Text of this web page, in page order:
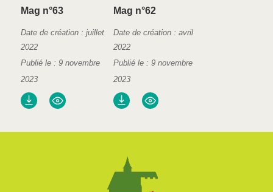
Mag n°63
Date de création : juillet
2022
Publié le : 9 novembre
2023
Mag n°62
Date de création : avril
2022
Publié le : 9 novembre
2023